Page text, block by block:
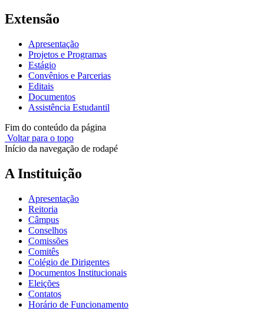
Extensão
Apresentação
Projetos e Programas
Estágio
Convênios e Parcerias
Editais
Documentos
Assistência Estudantil
Fim do conteúdo da página
Voltar para o topo
Início da navegação de rodapé
A Instituição
Apresentação
Reitoria
Câmpus
Conselhos
Comissões
Comitês
Colégio de Dirigentes
Documentos Institucionais
Eleições
Contatos
Horário de Funcionamento